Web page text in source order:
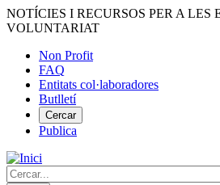
Vés
al
NOTÍCIES I RECURSOS PER A LES
VOLUNTARIAT
Menú
del
compte
d'usuari
Non Profit
FAQ
Entitats col·laboradores
Butlletí
Cercar
Publica
Cerca